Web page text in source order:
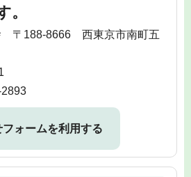
。
〒188-8666 西東京市南町五
ォームを利用する